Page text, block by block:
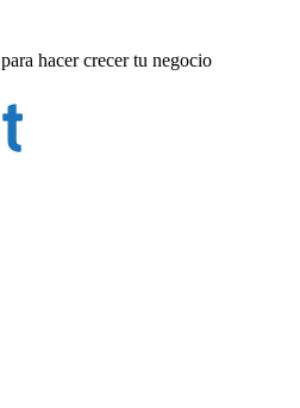
para hacer crecer tu negocio